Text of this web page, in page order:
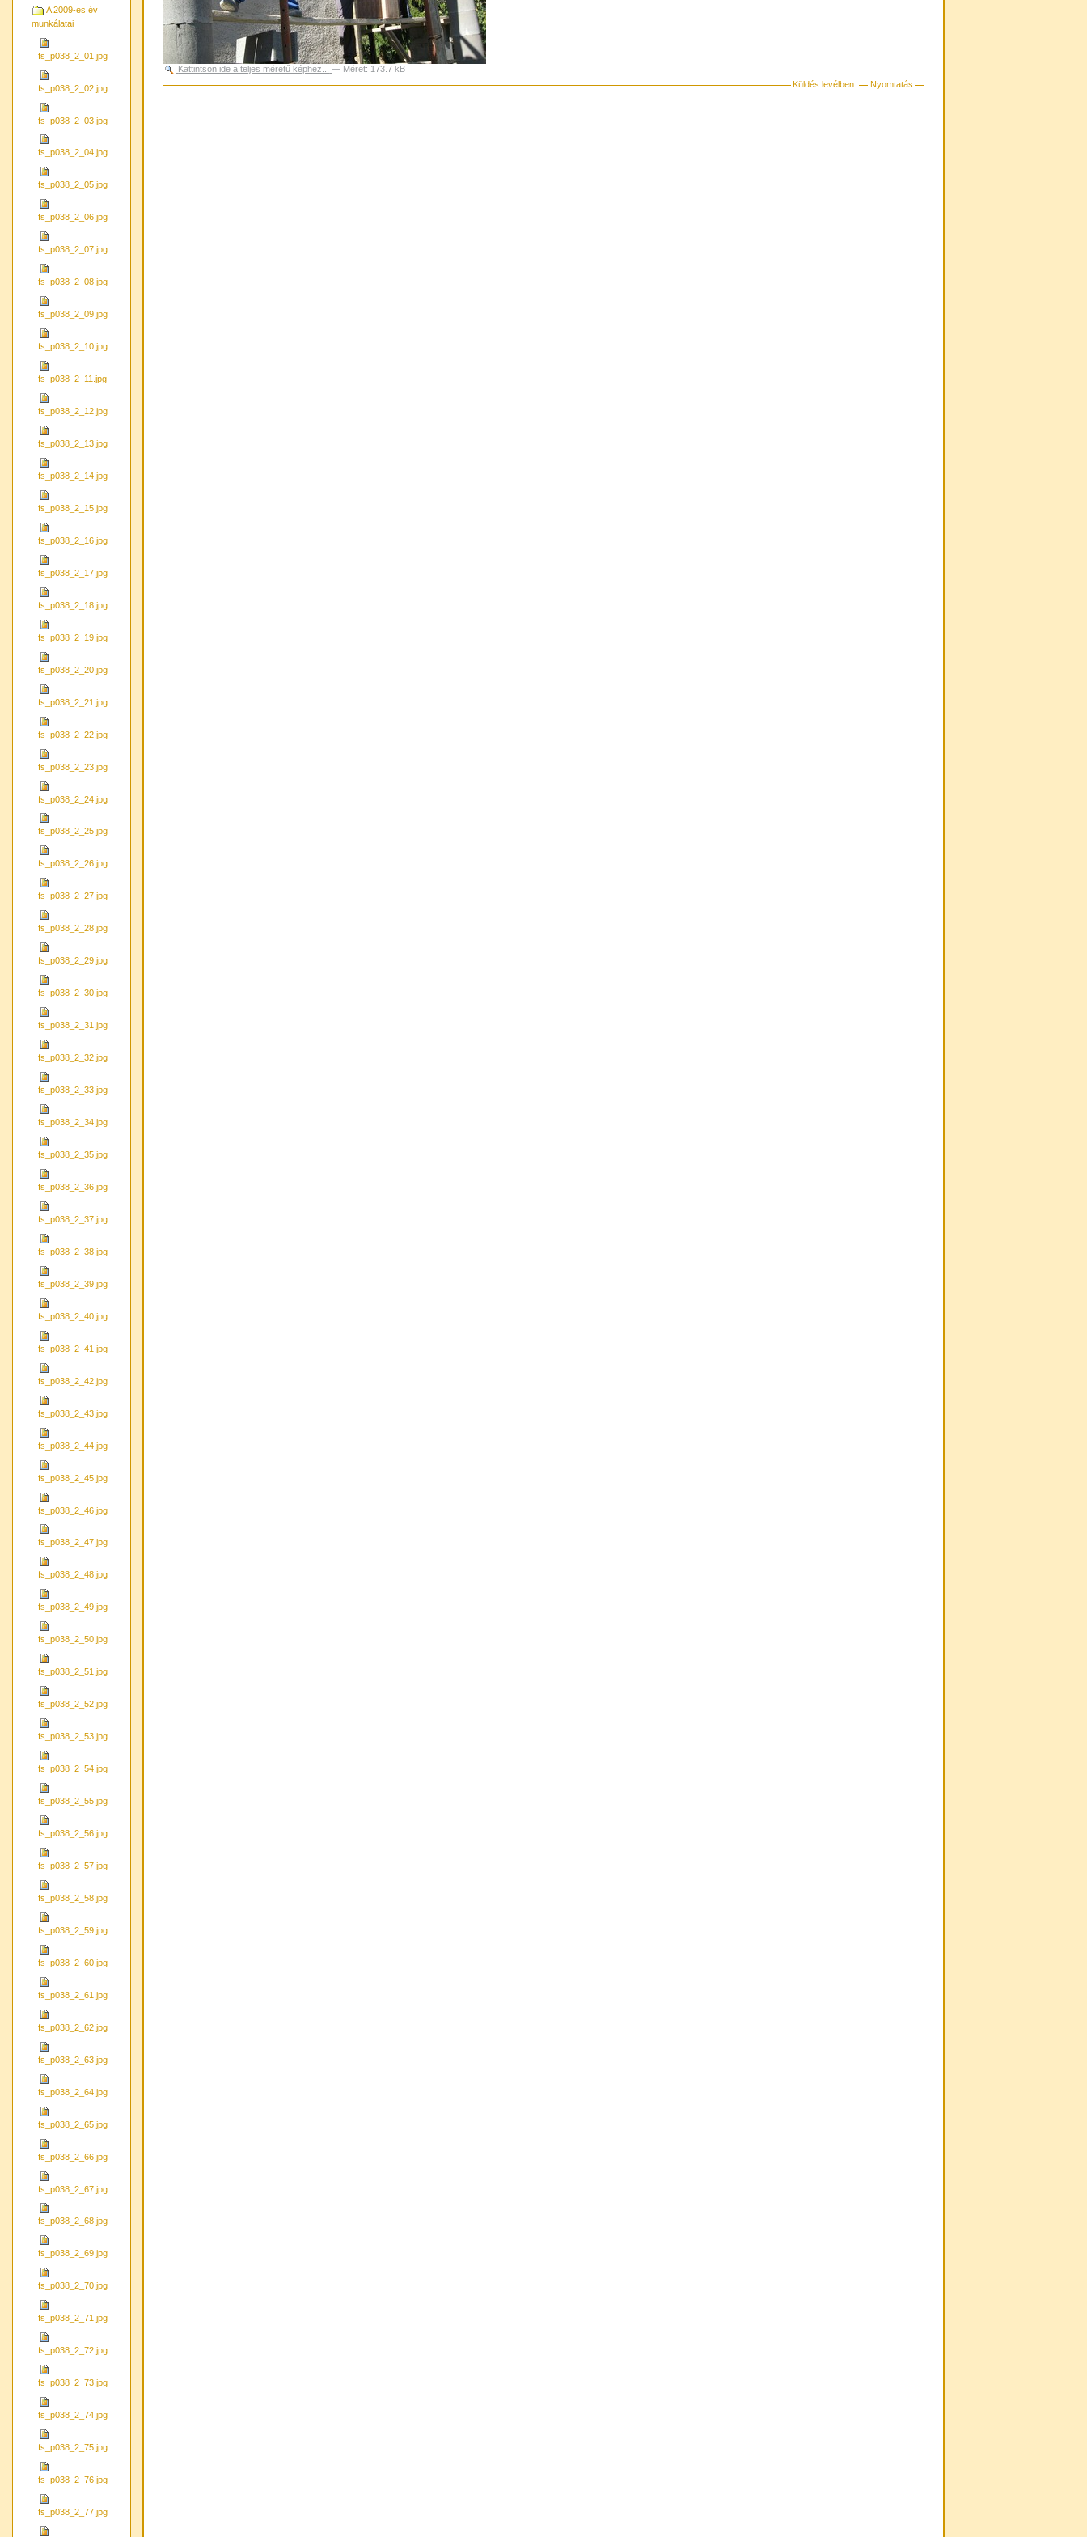
A 2009-es év
munkálatai
fs_p038_2_01.jpg
fs_p038_2_02.jpg
fs_p038_2_03.jpg
fs_p038_2_04.jpg
fs_p038_2_05.jpg
fs_p038_2_06.jpg
fs_p038_2_07.jpg
fs_p038_2_08.jpg
fs_p038_2_09.jpg
fs_p038_2_10.jpg
fs_p038_2_11.jpg
fs_p038_2_12.jpg
fs_p038_2_13.jpg
fs_p038_2_14.jpg
fs_p038_2_15.jpg
fs_p038_2_16.jpg
fs_p038_2_17.jpg
fs_p038_2_18.jpg
fs_p038_2_19.jpg
fs_p038_2_20.jpg
fs_p038_2_21.jpg
fs_p038_2_22.jpg
fs_p038_2_23.jpg
fs_p038_2_24.jpg
fs_p038_2_25.jpg
fs_p038_2_26.jpg
fs_p038_2_27.jpg
fs_p038_2_28.jpg
fs_p038_2_29.jpg
fs_p038_2_30.jpg
fs_p038_2_31.jpg
fs_p038_2_32.jpg
fs_p038_2_33.jpg
fs_p038_2_34.jpg
fs_p038_2_35.jpg
fs_p038_2_36.jpg
fs_p038_2_37.jpg
fs_p038_2_38.jpg
fs_p038_2_39.jpg
fs_p038_2_40.jpg
fs_p038_2_41.jpg
fs_p038_2_42.jpg
fs_p038_2_43.jpg
fs_p038_2_44.jpg
fs_p038_2_45.jpg
fs_p038_2_46.jpg
fs_p038_2_47.jpg
fs_p038_2_48.jpg
fs_p038_2_49.jpg
fs_p038_2_50.jpg
fs_p038_2_51.jpg
fs_p038_2_52.jpg
fs_p038_2_53.jpg
fs_p038_2_54.jpg
fs_p038_2_55.jpg
fs_p038_2_56.jpg
fs_p038_2_57.jpg
fs_p038_2_58.jpg
fs_p038_2_59.jpg
fs_p038_2_60.jpg
fs_p038_2_61.jpg
fs_p038_2_62.jpg
fs_p038_2_63.jpg
fs_p038_2_64.jpg
fs_p038_2_65.jpg
fs_p038_2_66.jpg
fs_p038_2_67.jpg
fs_p038_2_68.jpg
fs_p038_2_69.jpg
fs_p038_2_70.jpg
fs_p038_2_71.jpg
fs_p038_2_72.jpg
fs_p038_2_73.jpg
fs_p038_2_74.jpg
fs_p038_2_75.jpg
fs_p038_2_76.jpg
fs_p038_2_77.jpg
Kattintson ide a teljes méretű képhez... — Méret: 173.7 kB
Küldés levélben Nyomtatás